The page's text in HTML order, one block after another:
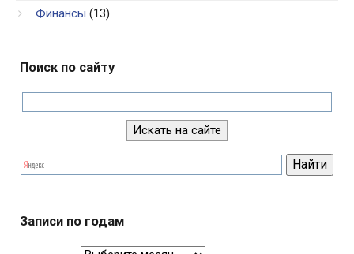
Финансы (13)
Поиск по сайту
Записи по годам